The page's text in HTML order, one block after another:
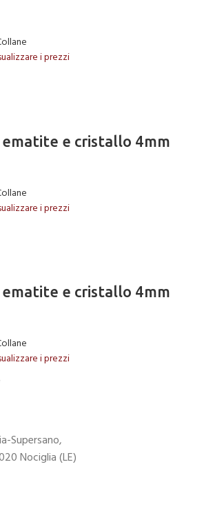
i prezzi
ematite e cristallo 4mm
i prezzi
ematite e cristallo 4mm
i prezzi
Supersano,
Nociglia (LE)